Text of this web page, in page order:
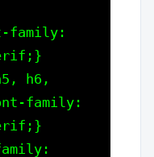
family:
h6,
family: